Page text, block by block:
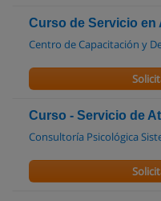
Curso de Servicio en
Centro de Capacitación y
Curso - Servicio de
Consultoría Psicológica